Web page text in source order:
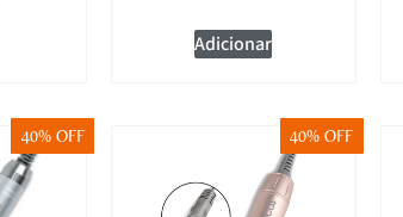
Adicionar
40% OFF 40% OFF